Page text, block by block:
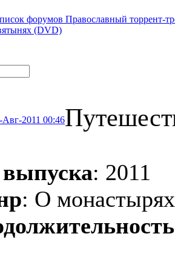
форумов Православный торрент-
(DVD)
Авг-2011 00:46
: 2011
: О